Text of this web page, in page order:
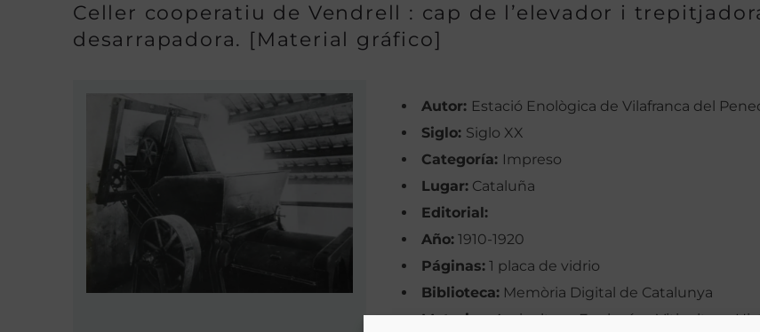
Celler cooperatiu de Vendrell : cap de l’elevador i
desarrapadora. [Material gráfico]
Autor: Estació Enològica de Vilafranca del
Siglo: Siglo XX
Categoría: Impreso
Lugar: Cataluña
Editorial:
Año: 1910-1920
Páginas: 1 placa de vidrio
Biblioteca: Memòria Digital de Catalunya
Materias:Agricultura, Enología y Viticultura,